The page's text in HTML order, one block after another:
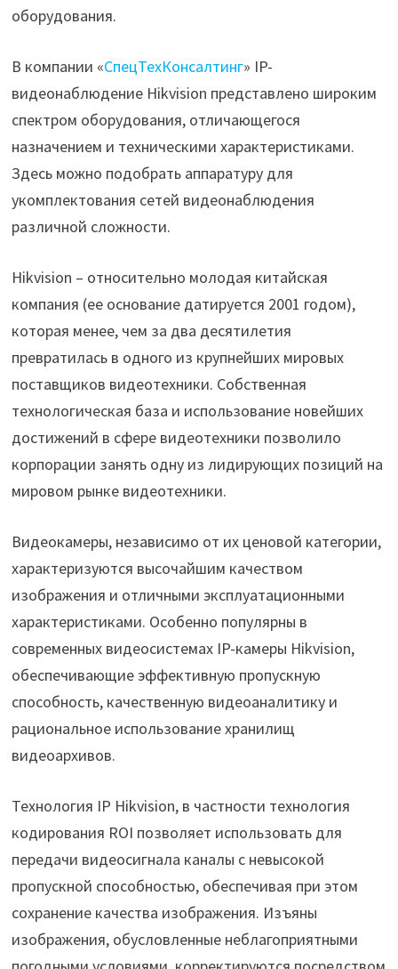
оборудования.
В компании «СпецТехКонсалтинг» IP-
видеонаблюдение Hikvision представлено широким
спектром оборудования, отличающегося
назначением и техническими характеристиками.
Здесь можно подобрать аппаратуру для
укомплектования сетей видеонаблюдения
различной сложности.
Hikvision – относительно молодая китайская
компания (ее основание датируется 2001 годом),
которая менее, чем за два десятилетия
превратилась в одного из крупнейших мировых
поставщиков видеотехники. Собственная
технологическая база и использование новейших
достижений в сфере видеотехники позволило
корпорации занять одну из лидирующих позиций на
мировом рынке видеотехники.
Видеокамеры, независимо от их ценовой категории,
характеризуются высочайшим качеством
изображения и отличными эксплуатационными
характеристиками. Особенно популярны в
современных видеосистемах IP-камеры Hikvision,
обеспечивающие эффективную пропускную
способность, качественную видеоаналитику и
рациональное использование хранилищ
видеоархивов.
Технология IP Hikvision, в частности технология
кодирования ROI позволяет использовать для
передачи видеосигнала каналы с невысокой
пропускной способностью, обеспечивая при этом
сохранение качества изображения. Изъяны
изображения, обусловленные неблагоприятными